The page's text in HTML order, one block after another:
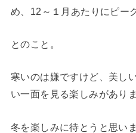
め、12～１月あたりにピー
とのこと。
寒いのは嫌ですけど、美し
い一面を見る楽しみがありま
冬を楽しみに待とうと思い